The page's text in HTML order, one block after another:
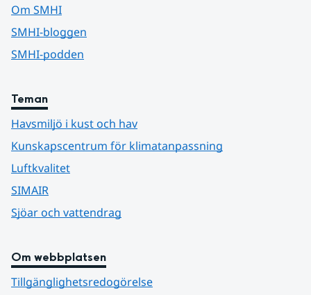
Om SMHI
SMHI-bloggen
SMHI-podden
Teman
Havsmiljö i kust och hav
Kunskapscentrum för klimatanpassning
Luftkvalitet
SIMAIR
Sjöar och vattendrag
Om webbplatsen
Tillgänglighetsredogörelse